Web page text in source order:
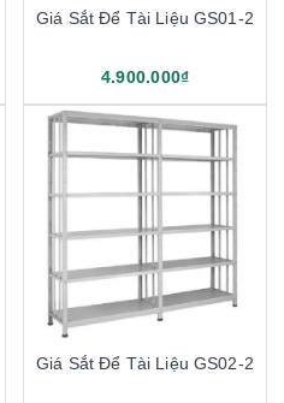
Giá Sắt Để Tài Liệu GS01-2
4.900.000₫
Giá Sắt Để Tài Liệu GS02-2